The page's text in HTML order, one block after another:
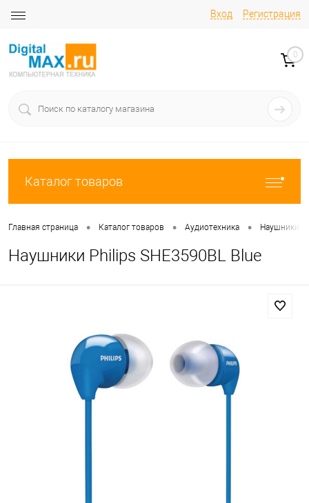
Вход Регистрация
0
Каталог товаров
Главная страница • Каталог товаров • Аудиотехника • Наушники
Наушники Philips SHE3590BL Blue